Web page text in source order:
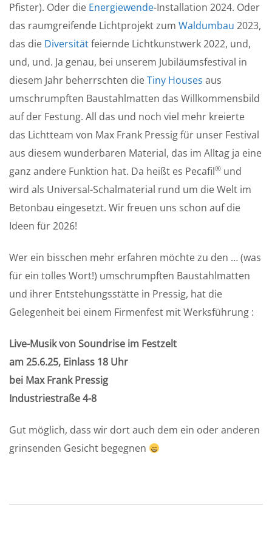
Pfister). Oder die Energiewende-Installation 2024. Oder
das raumgreifende Lichtprojekt zum Waldumbau 2023,
das die Diversitätfeiernde Lichtkunstwerk 2022, und,
und, und. Ja genau, bei unserem Jubiläumsfestival in
diesem Jahr beherrschten dieTiny Houses aus
umschrumpften Baustahlmatten das Willkommensbild
auf der Festung. All das und noch viel mehr kreierte
das Lichtteam von Max Frank Pressig für unser Festival
aus diesem wunderbaren Material, das im Alltag ja eine
ganz andere Funktion hat. Da heißt es Pecafil® und
wird als Universal-Schalmaterial rund um die Welt im
Betonbau eingesetzt. Wir freuen uns schon auf die
Ideen für 2026!
Wer ein bisschen mehr erfahren möchte zu den … (was
für ein tolles Wort!) umschrumpften Baustahlmatten
und ihrer Entstehungsstätte in Pressig, hat die
Gelegenheit bei einem Firmenfest mit Werksführung :
Live-Musik von Soundrise im Festzelt
am 25.6.25, Einlass 18 Uhr
bei Max Frank Pressig
Industriestraße 4-8
Gut möglich, dass wir dort auch dem ein oder anderen
grinsenden Gesicht begegnen